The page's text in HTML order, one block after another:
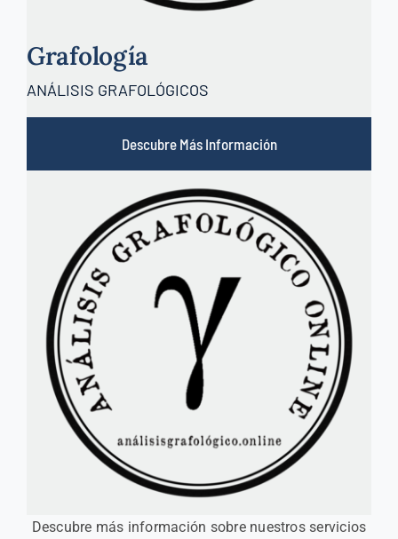
Grafología
ANÁLISIS GRAFOLÓGICOS
Descubre Más Información
Descubre más información sobre nuestros servicios